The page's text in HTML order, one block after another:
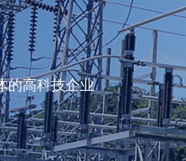
的高科技企业